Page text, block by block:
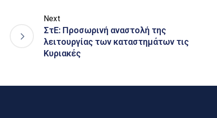
Next
ΣτΕ: Προσωρινή αναστολή της
λειτουργίας των καταστημάτων τις
Κυριακές